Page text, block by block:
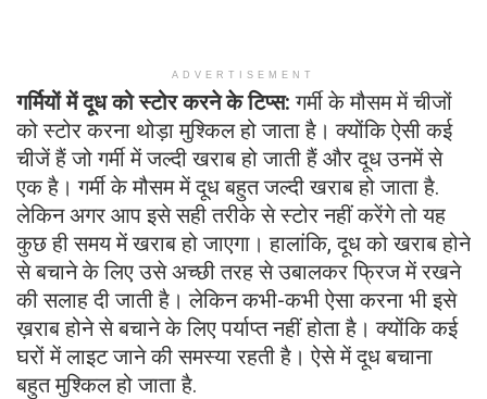
ADVERTISEMENT
गर्मियों में दूध को स्टोर करने के टिप्स: गर्मी के मौसम में चीजों
को स्टोर करना थोड़ा मुश्किल हो जाता है। क्योंकि ऐसी कई
चीजें हैं जो गर्मी में जल्दी खराब हो जाती हैं और दूध उनमें से
एक है। गर्मी के मौसम में दूध बहुत जल्दी खराब हो जाता है.
लेकिन अगर आप इसे सही तरीके से स्टोर नहीं करेंगे तो यह
कुछ ही समय में खराब हो जाएगा। हालांकि, दूध को खराब होने
से बचाने के लिए उसे अच्छी तरह से उबालकर फ्रिज में रखने
की सलाह दी जाती है। लेकिन कभी-कभी ऐसा करना भी इसे
ख़राब होने से बचाने के लिए पर्याप्त नहीं होता है। क्योंकि कई
घरों में लाइट जाने की समस्या रहती है। ऐसे में दूध बचाना
बहुत मुश्किल हो जाता है.